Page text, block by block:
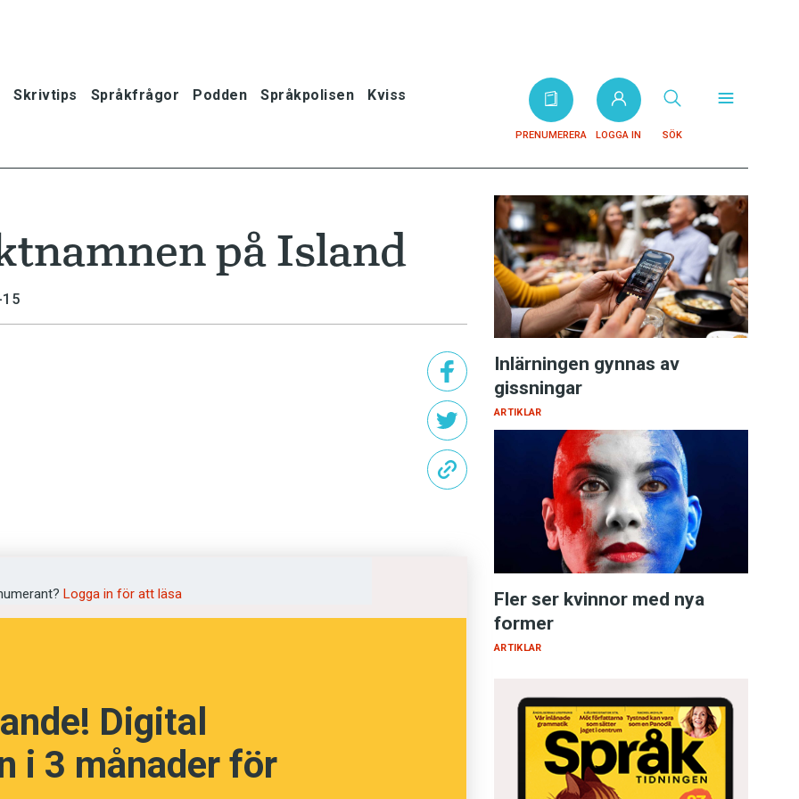
Skrivtips Språkfrågor Podden Språkpolisen Kviss
PRENUMERERA LOGGA IN SÖK
digitalt
på Island
15
Logga in för att läsa
Digital
i 3 månader för
Inlärningen gynnas av
gissningar
ARTIKLAR
Fler ser kvinnor med nya
former
ARTIKLAR